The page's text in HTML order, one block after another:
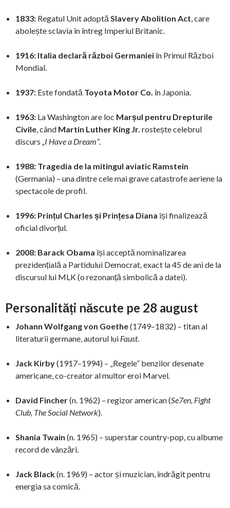
1833: Regatul Unit adoptă Slavery Abolition Act , care
abolește sclavia în întreg Imperiul Britanic.
1916: Italia declară război Germanieiîn Primul Război
Mondial.
1937: Este fondată Toyota Motor Co. în Japonia.
1963: La Washington are loc Marșul pentru Drepturile
Civile , când Martin Luther King Jr. rostește celebrul
discurs „I Have a Dream”.
1988: Tragedia de la mitingul aviatic Ramstein
(Germania) – una dintre cele mai grave catastrofe aeriene la
spectacole de profil.
1996: Prințul Charles și Prințesa Diana își finalizează
oficial divorțul.
2008: Barack Obama își acceptă nominalizarea
prezidențială a Partidului Democrat, exact la 45 de ani de la
discursul lui MLK (o rezonanță simbolică a datei).
Personalități născute pe 28 august
Johann Wolfgang von Goethe(1749–1832) – titan al
literaturii germane, autorul lui Faust.
Jack Kirby(1917–1994) – „Regele” benzilor desenate
americane, co-creator al multor eroi Marvel.
David Fincher(n. 1962) – regizor american (Se7en, Fight
Club, The Social Network).
Shania Twain (n. 1965) – superstar country-pop, cu albume
record de vânzări.
Jack Black(n. 1969) – actor și muzician, îndrăgit pentru
energia sa comică.